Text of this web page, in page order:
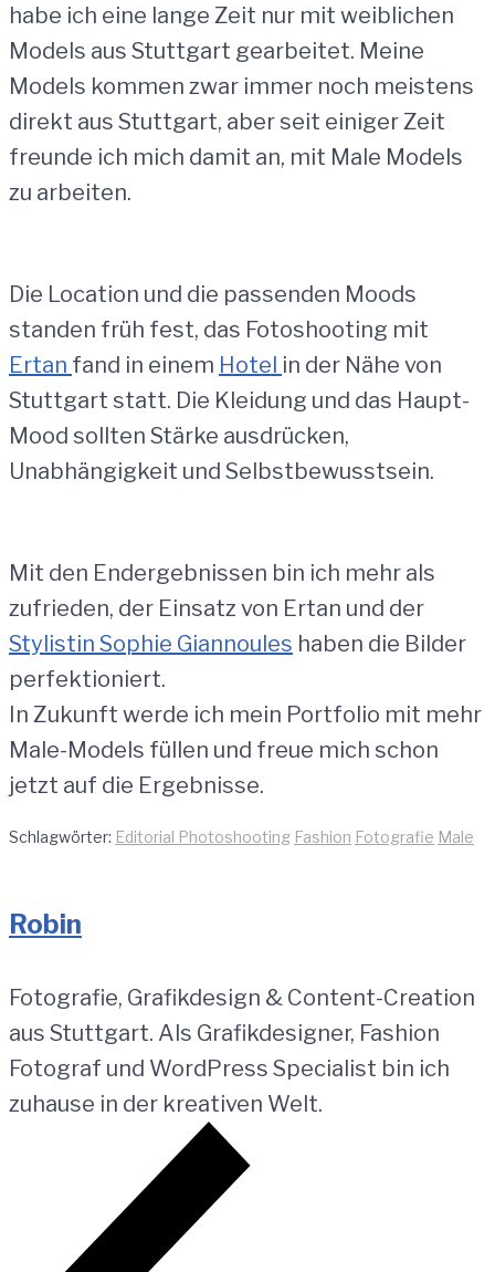
habe ich eine lange Zeit nur mit weiblichen
Models aus Stuttgart gearbeitet. Meine
Models kommen zwar immer noch meistens
direkt aus Stuttgart, aber seit einiger Zeit
freunde ich mich damit an, mit Male Models
zu arbeiten.
Die Location und die passenden Moods
standen früh fest, das Fotoshooting mit
Ertan fand in einem Hotel in der Nähe von
Stuttgart statt. Die Kleidung und das Haupt-
Mood sollten Stärke ausdrücken,
Unabhängigkeit und Selbstbewusstsein.
Mit den Endergebnissen bin ich mehr als
zufrieden, der Einsatz von Ertan und der
Stylistin Sophie Giannoules haben die Bilder
perfektioniert.
In Zukunft werde ich mein Portfolio mit mehr
Male-Models füllen und freue mich schon
jetzt auf die Ergebnisse.
Schlagwörter: Editorial Photoshooting Fashion Fotografie Male
Robin
Fotografie, Grafikdesign & Content-Creation
aus Stuttgart. Als Grafikdesigner, Fashion
Fotograf und WordPress Specialist bin ich
zuhause in der kreativen Welt.
Beitragsnavigation